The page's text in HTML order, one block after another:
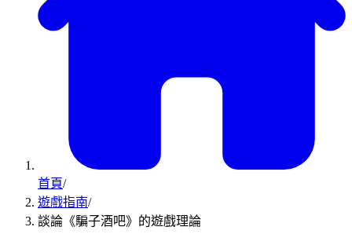
首頁/
遊戲指南/
談論《騙子酒吧》的遊戲理論